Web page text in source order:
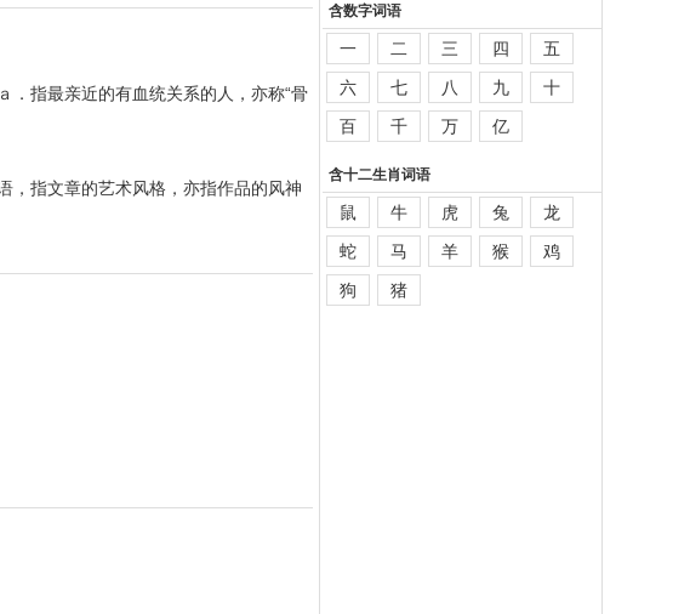
．指最亲近的有血统关系的人，亦称“骨
，指文章的艺术风格，亦指作品的风神
含数字词语
一 二 三 四
五
六
七 八 九
十
百
千 万 亿
含十二生肖词语
鼠 牛 虎 兔
龙
蛇
马 羊 猴
鸡
狗
猪